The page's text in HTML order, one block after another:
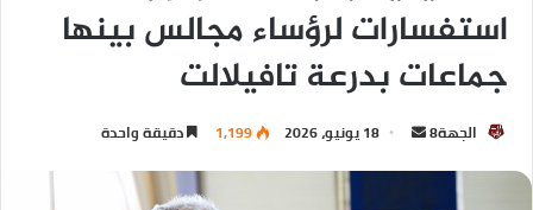
استفسارات لرؤساء مجالس بينها
جماعات بدرعة تافيلالت
الجهة8 18 يونيو، 2026 1,199 دقيقة واحدة